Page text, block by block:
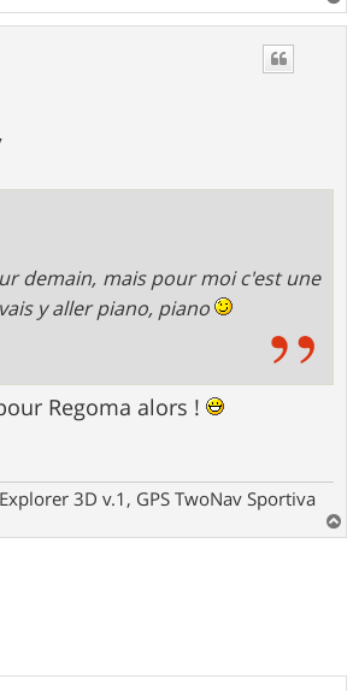
a
demain, mais pour moi c'est une
y allerpiano, piano
Regoma alors !
3D v.1, GPS TwoNav Sportiva
a